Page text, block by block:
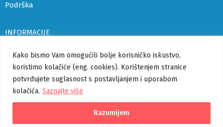
Kako bismo Vam omogućili bolje korisničko iskustvo,
koristimo kolačiće (eng. cookies). Korištenjem stranice
potvrđujete suglasnost s postavljanjem i uporabom
kolačića. Saznajte više
Razumijem
Podrška
INFORMACIJE
Uvjeti korištenja i politika privatnosti
Izjava o pristupačnosti
Korisničke upute